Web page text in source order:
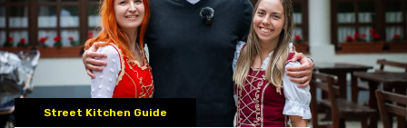
Street Kitchen Guide